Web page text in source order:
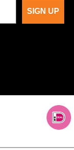
SIGN UP